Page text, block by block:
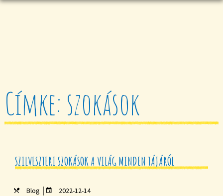
Címke: szokások
SZILVESZTERI SZOKÁSOK A VILÁG MINDEN TÁJÁRÓL
Blog | 2022-12-14